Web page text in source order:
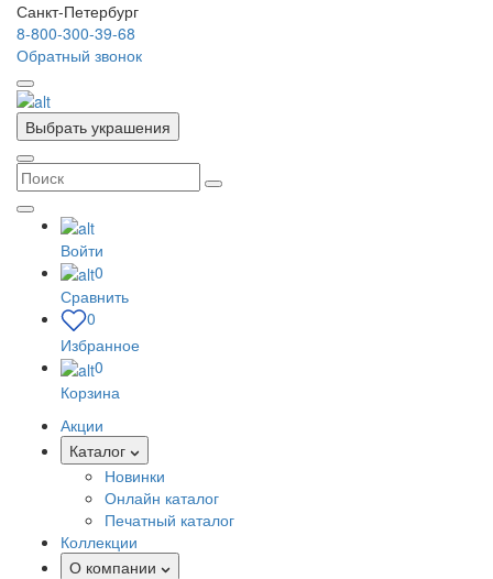
Санкт-Петербург
8-800-300-39-68
Обратный звонок
Выбрать украшения
Войти
0
Сравнить
0
Избранное
0
Корзина
Акции
Каталог
Новинки
Онлайн каталог
Печатный каталог
Коллекции
О компании